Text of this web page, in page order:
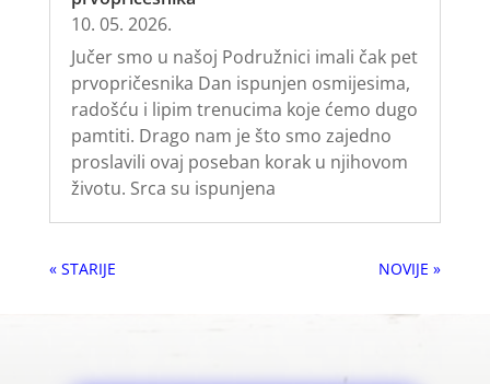
10. 05. 2026.
Jučer smo u našoj Podružnici imali čak pet
prvopričesnika Dan ispunjen osmijesima,
radošću i lipim trenucima koje ćemo dugo
pamtiti. Drago nam je što smo zajedno
proslavili ovaj poseban korak u njihovom
životu. Srca su ispunjena
« Older Entries Next Entries »